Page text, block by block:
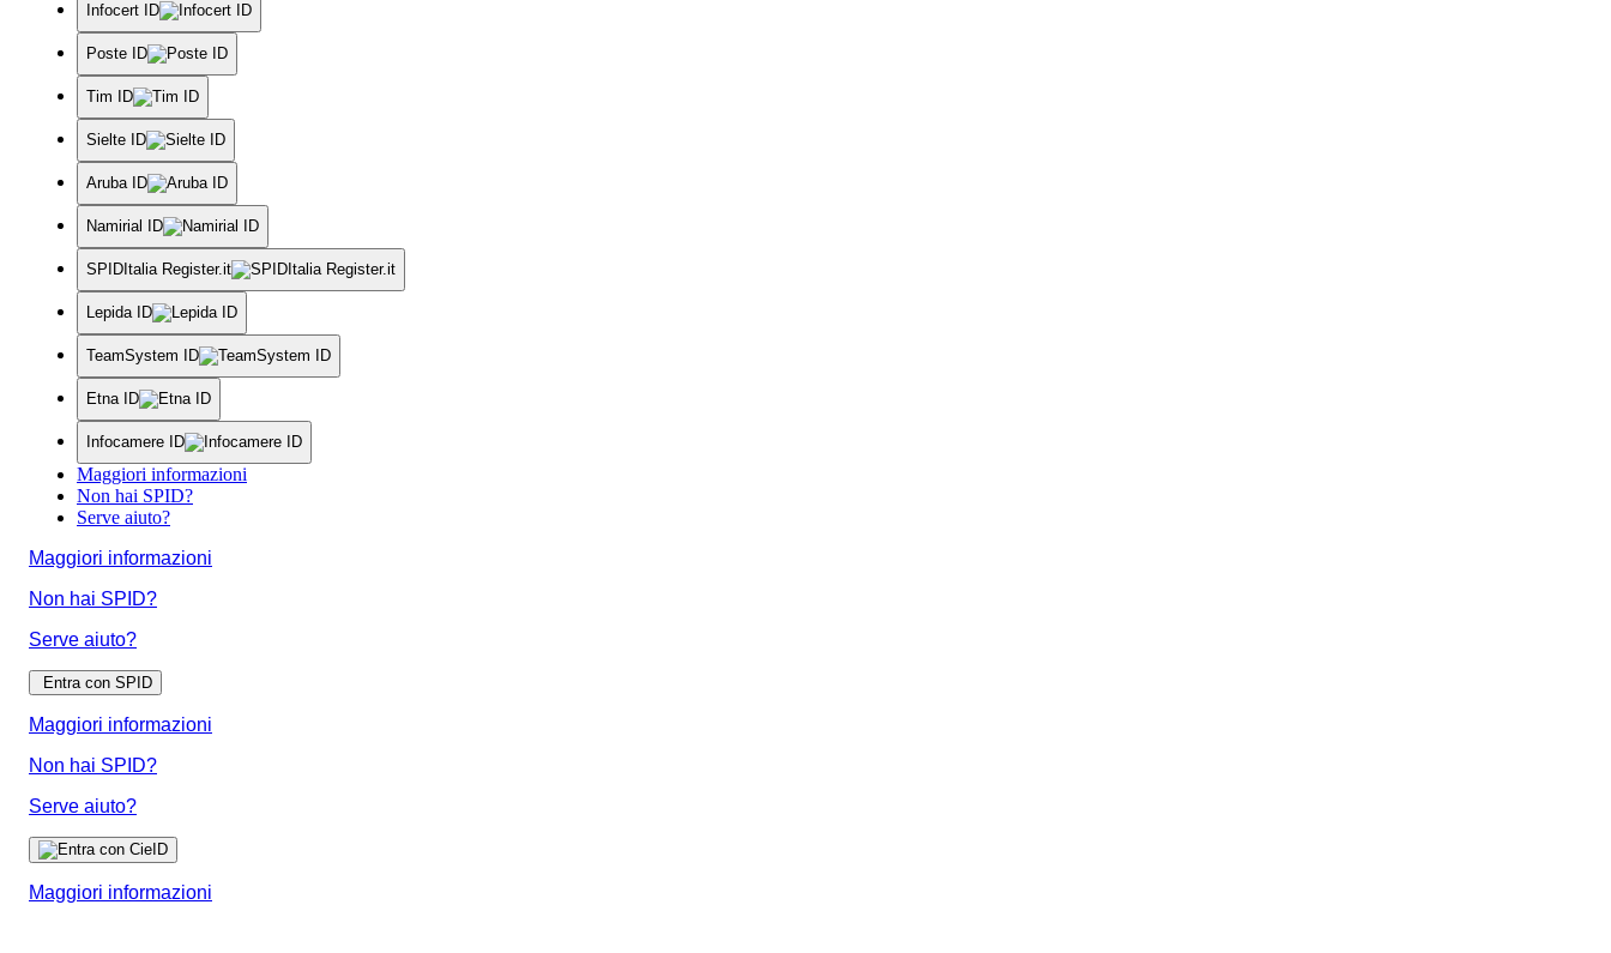
Infocert ID
Poste ID
Tim ID
Sielte ID
Aruba ID
Namirial ID
SPIDItalia Register.it
Lepida ID
TeamSystem ID
Etna ID
Infocamere ID
Maggiori informazioni
Non hai SPID?
Serve aiuto?
Maggiori informazioni
Non hai SPID?
Serve aiuto?
Entra con SPID
Maggiori informazioni
Non hai SPID?
Serve aiuto?
Maggiori informazioni